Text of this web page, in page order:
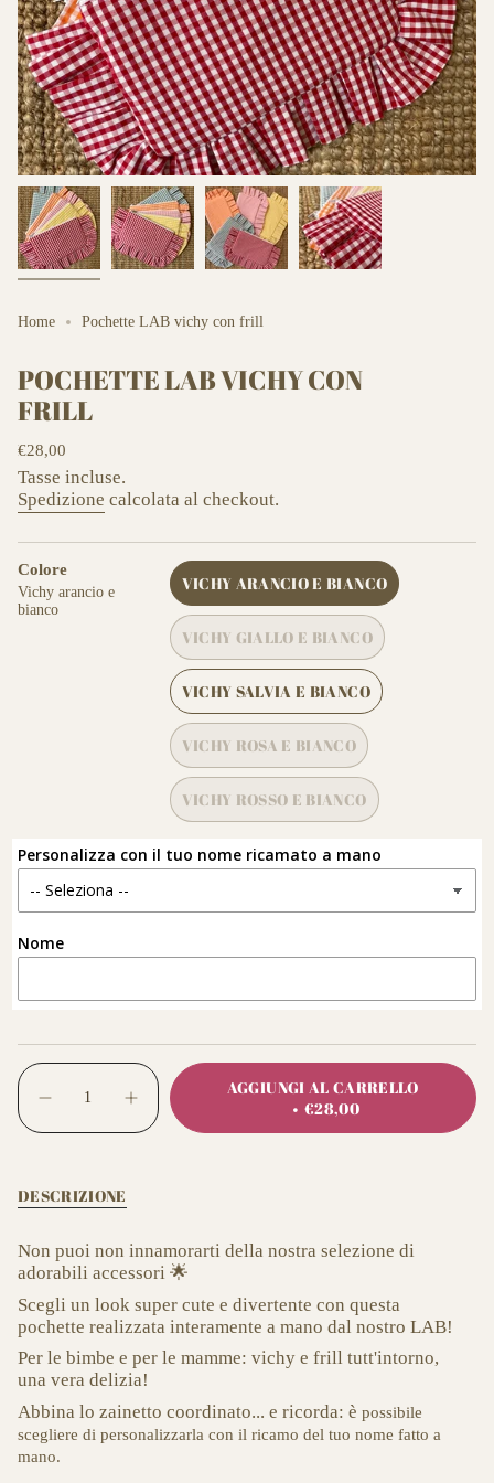
Home Pochette LAB vichy con frill
POCHETTE LAB VICHY CON
FRILL
Prezzo
base
€28,00
Tasse incluse.
Spedizione calcolata al checkout.
Colore
Vichy arancio e
bianco
VICHY ARANCIO E BIANCO
VARIANTE
O
NON
DISPONIBILE
VICHY GIALLO E BIANCO
VARIANTE
O
NON
DISPONIBILE
VICHY SALVIA E BIANCO
VARIANTE
ESAURITA
O
NON
DISPONIBILE
VICHY ROSA E BIANCO
VARIANTE
O
NON
DISPONIBILE
VICHY ROSSO E BIANCO
VARIANTE
O
Personalizza con il tuo nome ricamato a mano
Nome
{"in_cart_html"=>"
<span
class=\"quantity-
cart\">
}}
nel
carrello",
la
quantità
per
{{
product
}}",
"multiples_of"=>"Incrementi
di
Diminuisci
quantità
vichy
con
Pulsante
aumenta
quantità
AGGIUNGI AL CARRELLO
€28,00
DESCRIZIONE
Non puoi non innamorarti della nostra selezione di
adorabili accessori 🌟
Scegli un look super cute e divertente con questa
pochette realizzata interamente a mano dal nostro LAB!
Per le bimbe e per le mamme: vichy e frill tutt'intorno,
una vera delizia!
Abbina lo zainetto coordinato... e ricorda: è possibile
scegliere di personalizzarla con il ricamo del tuo nome fatto a
mano.